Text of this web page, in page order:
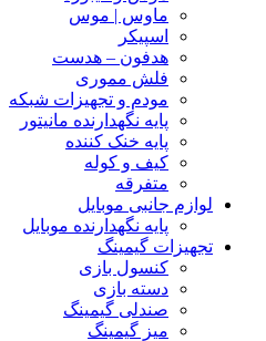
ماوس | موس
اسپیکر
هدفون – هدست
فلش مموری
مودم و تجهیزات شبکه
پایه نگهدارنده مانیتور
پایه خنک کننده
کیف و کوله
متفرقه
لوازم جانبی موبایل
پایه نگهدارنده موبایل
تجهیزات گیمینگ
کنسول بازی
دسته بازی
صندلی گیمینگ
میز گیمینگ